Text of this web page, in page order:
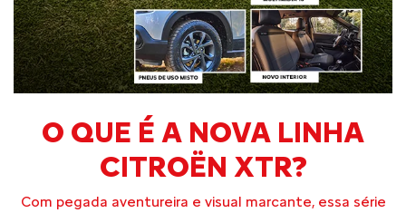
O QUE É A NOVA LINHA
CITROËN XTR?
Com pegada aventureira e visual marcante, essa série